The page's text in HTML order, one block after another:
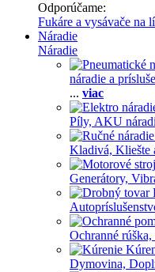
Odporúčame:
Fukáre a vysávače na
Náradie
Náradie
náradie a
... viac
Píly, AKU
Kladivá, Kliešte
Generátory,
Ochranné rúška,
Dymovina,